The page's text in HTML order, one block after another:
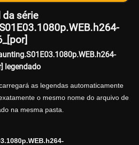
da série
legendado
as legendas automaticamente
o mesmo nome do arquivo de
na mesma pasta.